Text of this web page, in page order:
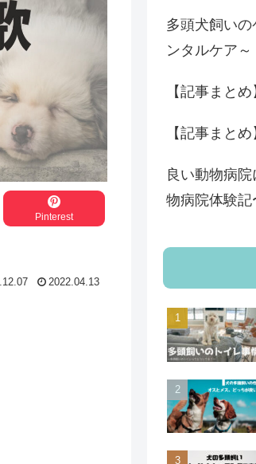
Pinterest
2022.04.13
多頭犬飼い
ンタルケア～
【記事まと
【記事まと
良い動物病
物病院体験記